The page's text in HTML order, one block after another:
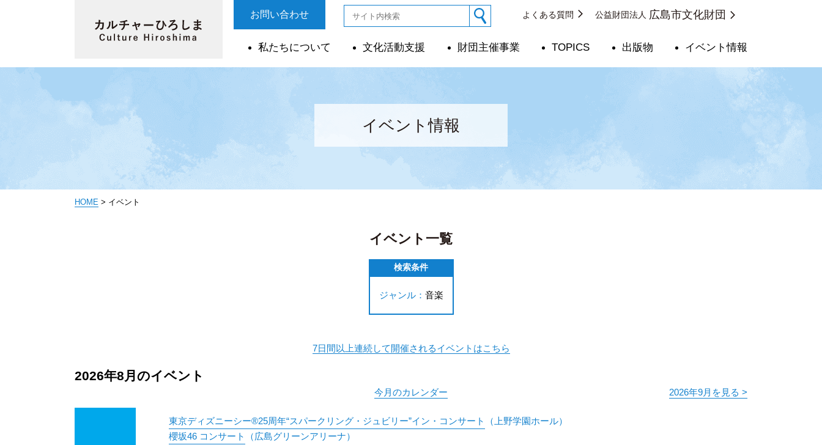
お問い合わせ よくある質問 公益財団法人 広島市文化財団
私たちについて 文化活動支援 財団主催事業 TOPICS 出版物 イベント情報
イベント情報
HOME > イベント
イベント一覧
検索条件
ジャンル 音楽
7日間以上連続して開催されるイベントはこちら
2026年8月のイベント
今月のカレンダー 2026年9月を見る >
東京ディズニーシー®25周年“スパークリング・ジュビリー”イン・コンサート
（上野学園ホール）
櫻坂46 コンサート
（広島グリーンアリーナ）